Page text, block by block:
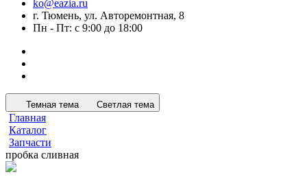
ko@eazia.ru
г. Тюмень, ул. Авторемонтная, 8
Пн - Пт: с 9:00 до 18:00
Темная тема Светлая тема
Главная
Каталог
Запчасти
пробка сливная